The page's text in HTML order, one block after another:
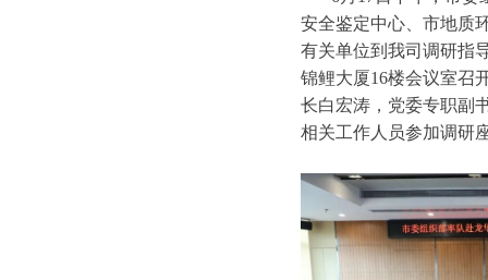
安全鉴定中心、市地质
有关单位到我司调研指
锦鲤大厦16楼会议室召
长白宏涛，党委专职副
相关工作人员参加调研